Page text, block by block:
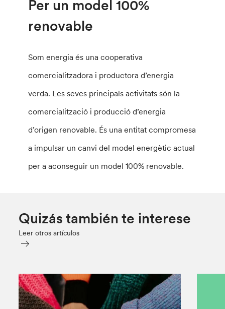
Per un model 100%
renovable
Som energia és una cooperativa
comercialitzadora i productora d’energia
verda. Les seves principals activitats són la
comercialització i producció d’energia
d’origen renovable. És una entitat compromesa
a impulsar un canvi del model energètic actual
per a aconseguir un model 100% renovable.
Quizás también te interese
Leer otros artículos